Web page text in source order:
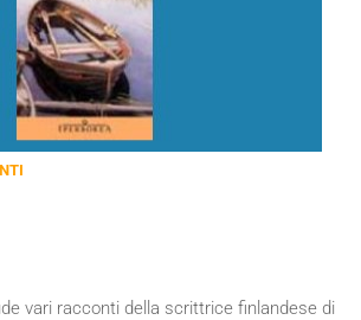
vari racconti della scrittrice finlandese di